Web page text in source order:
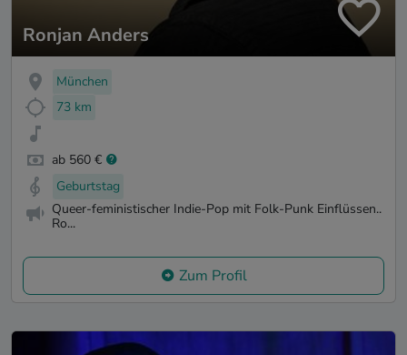
Ronjan Anders
München
73 km
ab 560 €
Geburtstag
Queer-feministischer Indie-Pop mit Folk-Punk Einflüssen..
Ro...
Zum Profil